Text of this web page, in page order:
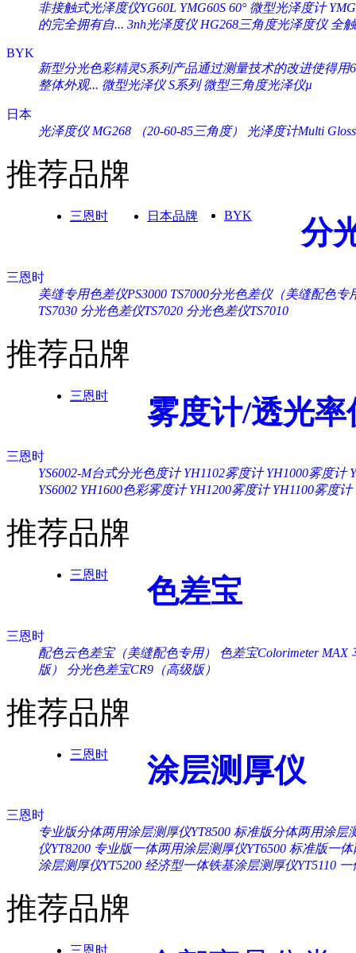
非接触式光泽度仪YG60L YMG60S 60° 微型光泽度计
的完全拥有自... 3nh光泽度仪 HG268三角度光泽度仪 全
BYK
新型分光色彩精灵S系列产品通过测量技术的改进使得用
整体外观... 微型光泽仪 S系列 微型三角度光泽仪µ
日本
光泽度仪 MG268 （20-60-85三角度）
光泽度计Multi
推荐品牌
三恩时 日本品牌 BYK 分
三恩时
美缝专用色差仪PS3000 TS7000分光色差仪（美缝配色专
TS7030 分光色差仪TS7020 分光色差仪TS7010
推荐品牌
三恩时 雾度计/透光率
三恩时
YS6002-M台式分光色度计 YH1102雾度计 YH1000雾度计
YS6002 YH1600色彩雾度计 YH1200雾度计 YH1100雾度计
推荐品牌
三恩时 色差宝
三恩时
配色云色差宝（美缝配色专用）
色差宝Colorimeter MAX
版）
分光色差宝CR9（高级版）
推荐品牌
三恩时 涂层测厚仪
三恩时
专业版分体两用涂层测厚仪YT8500 标准版分体两用涂层
仪YT8200 专业版一体两用涂层测厚仪YT6500 标准版一体
涂层测厚仪YT5200 经济型一体铁基涂层测厚仪YT5110 一
推荐品牌
三恩时